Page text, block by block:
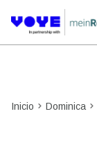
Inicio Dominica